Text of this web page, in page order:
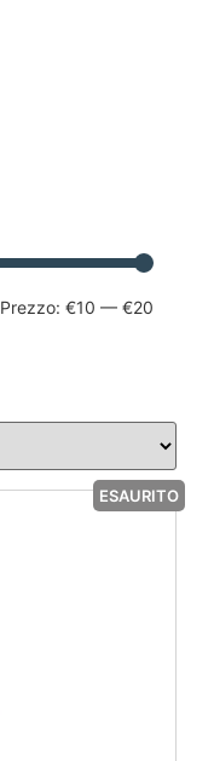
Prezzo: €10 — €20
ESAURITO